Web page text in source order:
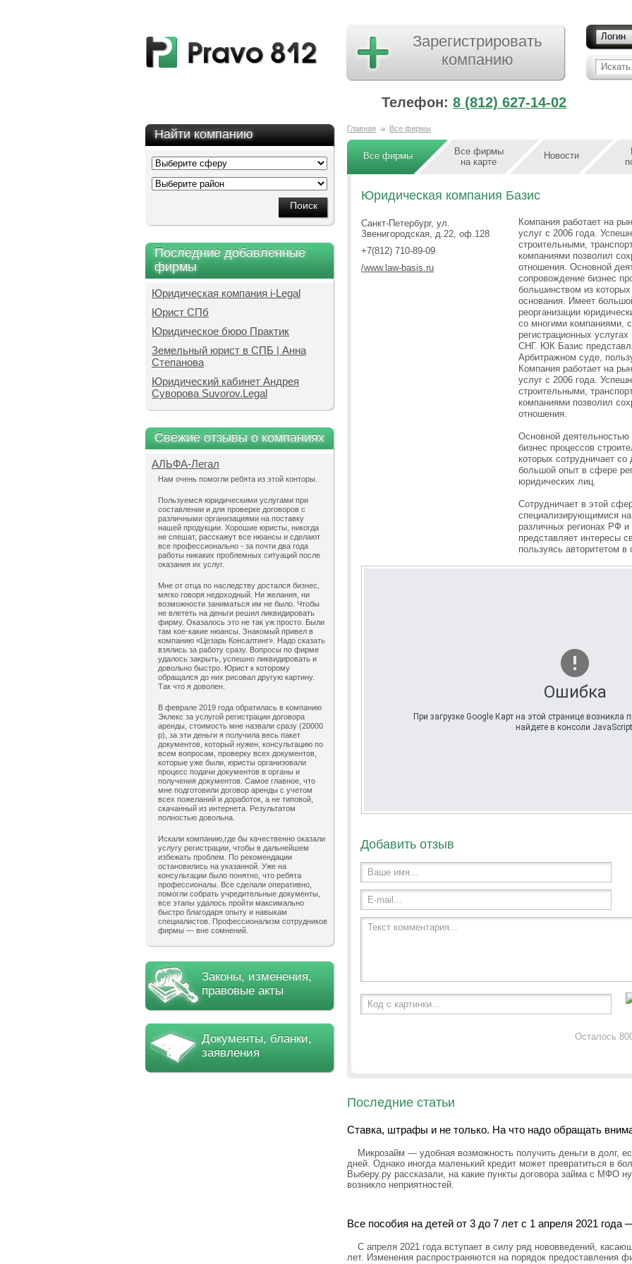
Логин
Зарегистрировать
компанию
Телефон: 8 (812) 627-14-02
Найти компанию
Последние добавленные
фирмы
Юридическая компания i-Legal
Юрист СПб
Юридическое бюро Практик
Земельный юрист в СПБ | Анна
Степанова
Юридический кабинет Андрея
Суворова Suvorov.Legal
Свежие отзывы о компаниях
АЛЬФА-Легал
Нам очень помогли ребята из этой конторы.
Пользуемся юридическими услугами при
составлении и для проверке договоров с
различными организациями на поставку
нашей продукции. Хорошие юристы, никогда
не спешат, расскажут все нюансы и сделают
все профессионально - за почти два года
работы никаких проблемных ситуаций после
оказания их услуг.
Мне от отца по наследству достался бизнес,
мягко говоря недоходный. Ни желания, ни
возможности заниматься им не было. Чтобы
не влететь на деньги решил ликвидировать
фирму. Оказалось это не так уж просто. Были
там кое-какие нюансы. Знакомый привел в
компанию «Цезарь Консалтинг». Надо сказать
взялись за работу сразу. Вопросы по фирме
удалось закрыть, успешно ликвидировать и
довольно быстро. Юрист к которому
обращался до них рисовал другую картину.
Так что я доволен.
В феврале 2019 года обратилась в компанию
Эклекс за услугой регистрации договора
аренды, стоимость мне назвали сразу (20000
р), за эти деньги я получила весь пакет
документов, который нужен, консультацию по
всем вопросам, проверку всех документов,
которые уже были, юристы организовали
процесс подачи документов в органы и
получения документов. Самое главное, что
мне подготовили договор аренды с учетом
всех пожеланий и доработок, а не типовой,
скачанный из интернета. Результатом
полностью довольна.
Искали компанию,где бы качественно оказали
услугу регистрации, чтобы в дальнейшем
избежать проблем. По рекомендации
остановились на указанной. Уже на
консультации было понятно, что ребята
профессионалы. Все сделали оперативно,
помогли собрать учредительные документы,
все этапы удалось пройти максимально
быстро благодаря опыту и навыкам
специалистов. Профессионализм сотрудников
фирмы — вне сомнений.
Законы, изменения,
правовые акты
Документы, бланки,
заявления
Главная Все фирмы
Все фирмы
Все фирмы
на карте
Новости
Юридическая компания Базис
Санкт-Петербург, ул.
Звенигородская, д.22, оф.128
+7(812) 710-89-09
/www.law-basis.ru
Компания работает на
услуг с 2006 года.
строительными,
компаниями позволил
отношения. Основной
сопровождение бизнес
большинством из
основания. Имеет
реорганизации
со многими компаниями,
регистрационных
СНГ. ЮК Базис
Арбитражном суде,
Компания работает на
услуг с 2006 года.
строительными,
компаниями позволил
отношения.
Основной
бизнес процессов
которых сотрудничает
большой опыт в сфере
юридических лиц.
Сотрудничает в этой
специализирующимися на
различных регионах РФ
представляет интересы
пользуясь авторитетом в
Ошибка
При загрузке Google Карт на этой странице
найдете в консоли
Добавить отзыв
Ваше имя...
E-mail...
Текст комментария...
Код с картинки...
Осталось
Последние статьи
Ставка, штрафы и не только. На что надо обращать
Микрозайм — удобная возможность получить деньги в долг,
дней. Однако иногда маленький кредит может превратиться в
Выберу.ру рассказали, на какие пункты договора займа с МФО
возникло неприятностей.
Все пособия на детей от 3 до 7 лет с 1 апреля 2021
С апреля 2021 года вступает в силу ряд нововведений,
лет. Изменения распространяются на порядок предоставления